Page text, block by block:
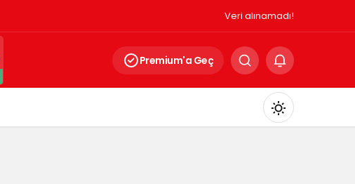
Veri alınamadı!
Premium'a Geç
Mod